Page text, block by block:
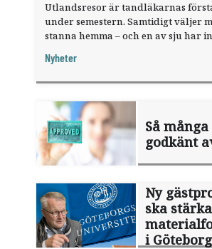
Utlandsresor är tandläkarnas
under semestern. Samtidigt väljer
stanna hemma – och en av sju har
fråga".
Nyheter
Så
godkänt
Ny
ska stärka
i Göteborg